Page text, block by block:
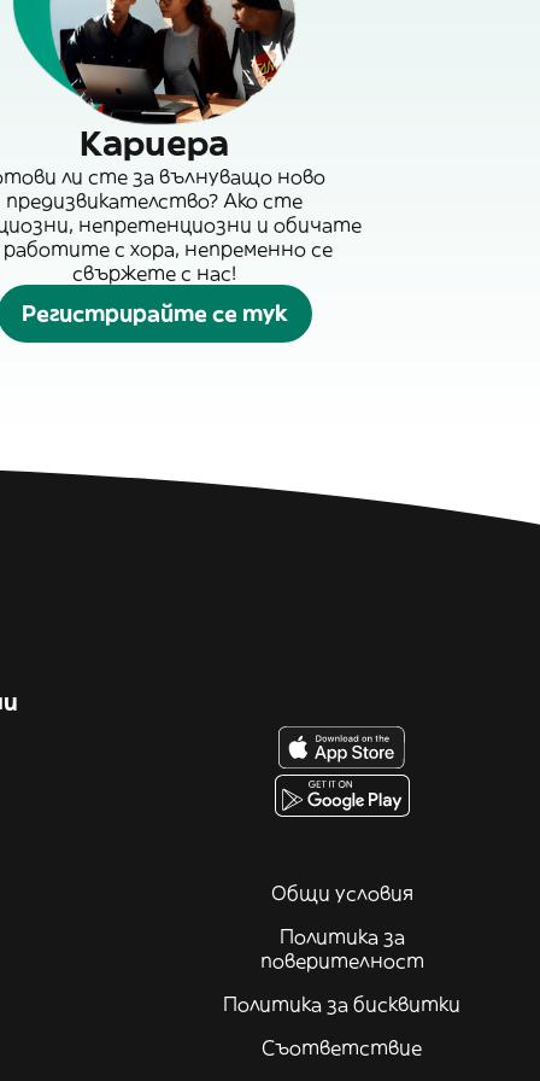
Кариера
ли сте за вълнуващо ново
предизвикателство? Ако сте
непретенциозни и обичате
работите с хора, непременно се
свържете с нас!
Регистрирайте се тук
Общи условия
Политика за
поверителност
Политика за бисквитки
Съответствие